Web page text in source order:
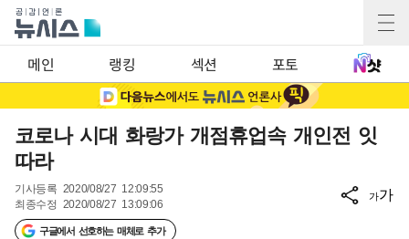
메인 랭킹 섹션 포토
코로나 시대 화랑가 개점휴업속 개인전 잇
따라
기사등록 2020/08/27 12:09:55
최종수정 2020/08/27 13:09:06
구글에서 선호하는 매체로 추가
가가